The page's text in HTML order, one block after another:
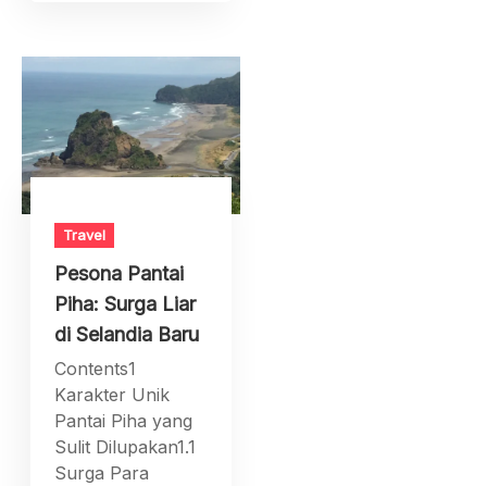
Travel
Pesona Pantai
Piha: Surga Liar
di Selandia Baru
Contents1
Karakter Unik
Pantai Piha yang
Sulit Dilupakan1.1
Surga Para